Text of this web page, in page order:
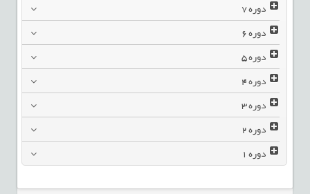
دوره7
دوره6
دوره5
دوره4
دوره3
دوره2
دوره1